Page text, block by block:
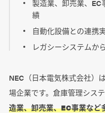
製造業、卸売業、EC
績
自動化設備との連携
レガシーシステムか
NEC（日本電気株式会社）
場企業です。倉庫管理シス
造業、卸売業、EC事業など